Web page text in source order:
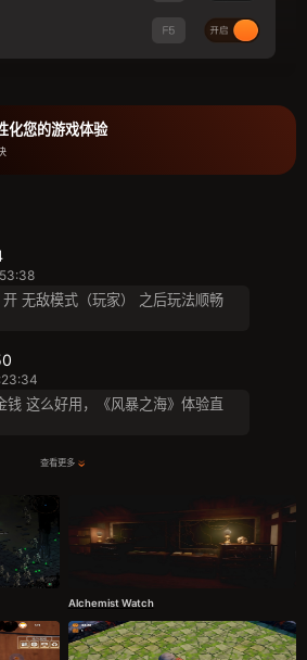
化您的游戏体验
开 无敌模式（玩家） 之后玩法顺畅
钱 这么好用，《风暴之海》体验直
查看更多
Alchemist Watch